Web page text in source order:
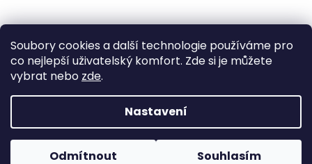
Soubory cookies a další technologie používáme pro
co nejlepší uživatelský komfort. Zde si je můžete
vybrat nebo zde.
Nastavení
Odmítnout Souhlasím
air-cool
Vytvořil Shoptet
Copyright 2026Klimatizace do bytu a firem. Všechna
práva vyhrazena.